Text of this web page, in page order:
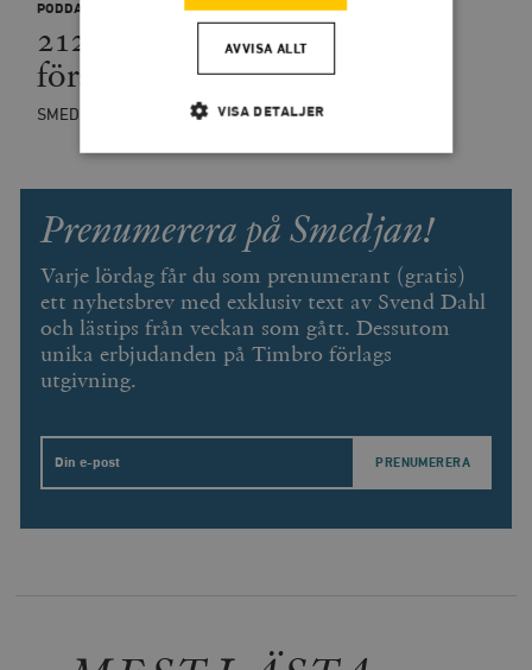
PODDAR
212: Till rättshaveristernas
försvar
SMEDJANPODDEN
Prenumerera på Smedjan!
Varje lördag får du som prenumerant (gratis)
ett nyhetsbrev med exklusiv text av Svend Dahl
och lästips från veckan som gått. Dessutom
unika erbjudanden på Timbro förlags
utgivning.
Email
AVVISA ALLT
VISA DETALJER
Marknadsföring Funktioner
Strikt nödvändiga kakor tillåter
kärnwebbplatsfunktioner som användarinloggning
och kontohantering. Webbplatsen kan inte användas
ordentligt utan strikt nödvändiga cookies.
Namn
timbro.se